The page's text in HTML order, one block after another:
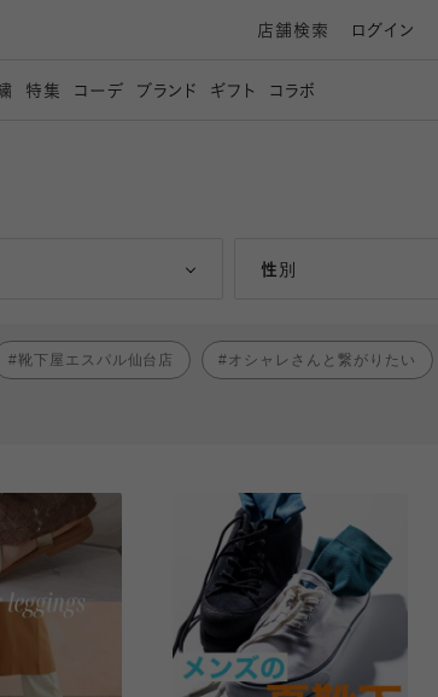
店舗検索 ログイン
特集 コーデ ブランド ギフト コラボ
性別
女性
靴下屋エスパル仙台店 オシャレさんと繋がりたい